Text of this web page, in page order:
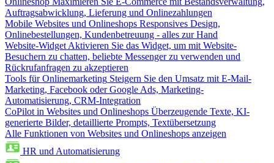
Auftragsabwicklung, Lieferung und Onlinezahlungen
Mobile Websites und Onlineshops Responsives Design,
Onlinebestellungen, Kundenbetreuung - alles zur Hand
Website-Widget Aktivieren Sie das Widget, um mit Website-
Besuchern zu chatten, beliebte Messenger zu verwenden und
Rückrufanfragen zu akzeptieren
Tools für Onlinemarketing Steigern Sie den Umsatz mit E-Mail-
Marketing, Facebook oder Google Ads, Marketing-
Automatisierung, CRM-Integration
CoPilot in Websites und Onlineshops Überzeugende Texte, KI-
generierte Bilder, detaillierte Prompts, Textübersetzung
Alle Funktionen von Websites und Onlineshops anzeigen
HR und Automatisierung